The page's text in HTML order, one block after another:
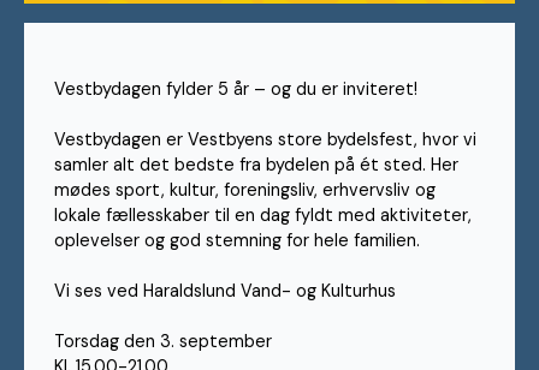
Vestbydagen fylder 5 år – og du er inviteret!
Vestbydagen er Vestbyens store bydelsfest, hvor vi
samler alt det bedste fra bydelen på ét sted. Her
mødes sport, kultur, foreningsliv, erhvervsliv og
lokale fællesskaber til en dag fyldt med aktiviteter,
oplevelser og god stemning for hele familien.
Vi ses ved Haraldslund Vand- og Kulturhus
Torsdag den 3. september